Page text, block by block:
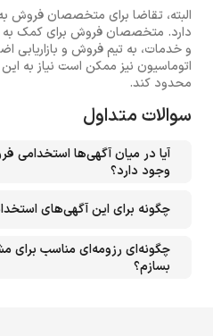
البته، تقاضا برای متخصصان فروش
دارد. متخصصان فروش برای کمک به
و خدمات، به تیم فروش و بازاریابی
اتوماسیون نیز ممکن است نیاز به این
محدود کند.
سوالات متداول
آیا در میان آگهی‌ها استخدامی
وجود دارد؟
چگونه برای این آگهی‌های
چگونه‌ای رزومه‌ای مناسب
بسازم؟